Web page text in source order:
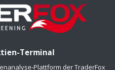
Terminal
Plattform der TraderFox